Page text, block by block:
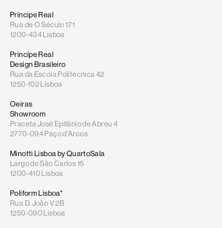
Príncipe Real
Rua de O Século 171
1200-434 Lisboa
Princípe Real
Design Brasileiro
Rua da Escola Politécnica 42
1250-102 Lisboa
Oeiras
Showroom
Praceta José Epifânio de Abreu 4
2770-094 Paço d'Arcos
Minotti Lisboa by QuartoSala
Largo de São Carlos 15
1200-410 Lisboa
Poliform Lisboa*
Rua D. João V 2B
1250-090 Lisboa